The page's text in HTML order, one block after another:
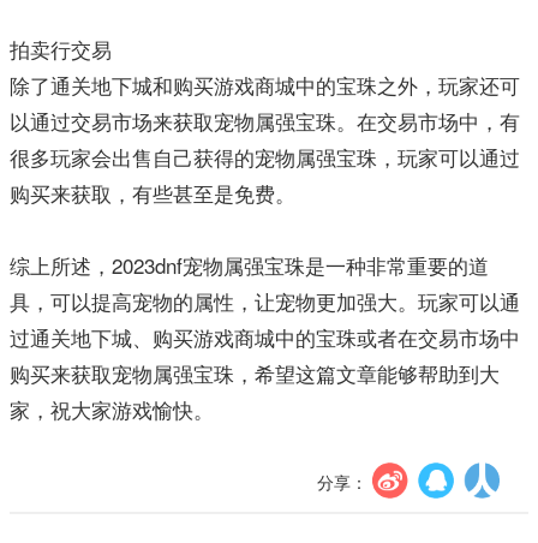
拍卖行交易
除了通关地下城和购买游戏商城中的宝珠之外，玩家还可
以通过交易市场来获取宠物属强宝珠。在交易市场中，有
很多玩家会出售自己获得的宠物属强宝珠，玩家可以通过
购买来获取，有些甚至是免费。
综上所述，2023dnf宠物属强宝珠是一种非常重要的道
具，可以提高宠物的属性，让宠物更加强大。玩家可以通
过通关地下城、购买游戏商城中的宝珠或者在交易市场中
购买来获取宠物属强宝珠，希望这篇文章能够帮助到大
家，祝大家游戏愉快。
分享：